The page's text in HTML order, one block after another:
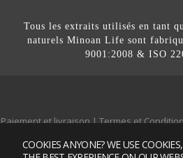
COOKIES ANYONE? WE USE
Tous les extraits utilisés en tant
naturels Minoan Life sont
9001:2008 & ISO
Paiement et livraison |Termes et
Mobile version: